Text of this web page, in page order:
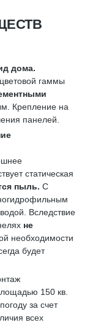
дома.
гаммы
Крепление на
панелей.
статическая
пыль. С
Вследствие
не
необходимости
будет
150 кв.
за счет
всех